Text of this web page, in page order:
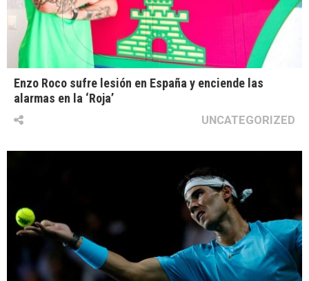
Enzo Roco sufre lesión en España y enciende las
alarmas en la ‘Roja’
UNCATEGORIZED